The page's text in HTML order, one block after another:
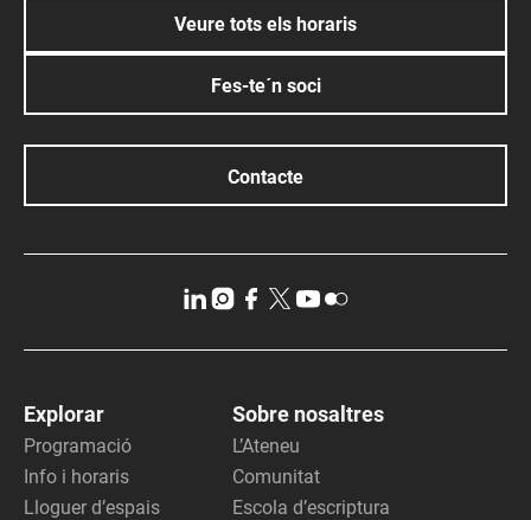
Veure tots els horaris
Fes-te´n soci
Contacte
Explorar
Programació
Info i horaris
Lloguer d’espais
Sobre nosaltres
L’Ateneu
Comunitat
Escola d’escriptura